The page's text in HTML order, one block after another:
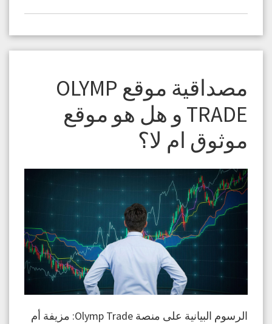
مصداقية موقع OLYMP
TRADE و هل هو موقع
موثوق ام لا؟
الرسوم البيانية على منصة Olymp Trade: مزيفة أم